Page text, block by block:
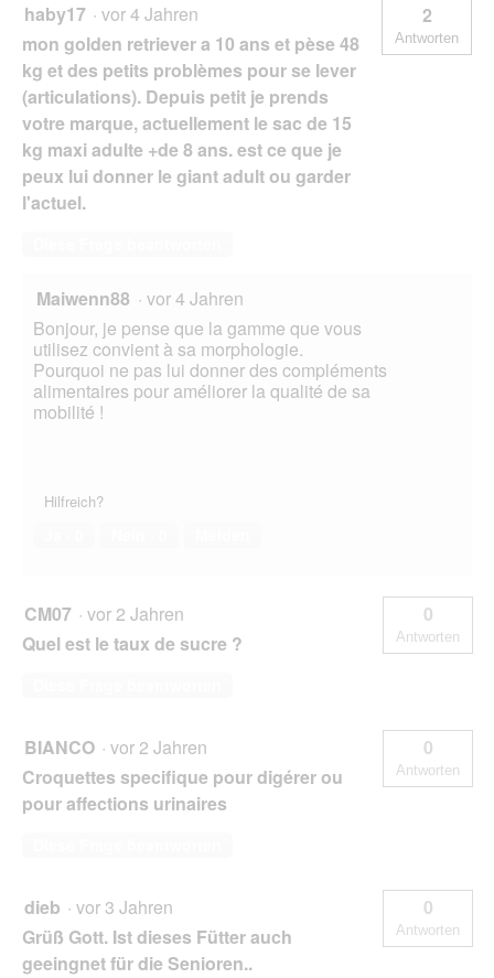
haby17 · vor 4 Jahren
mon golden retriever a 10 ans et pèse 48
kg et des petits problèmes pour se lever
(articulations). Depuis petit je prends
votre marque, actuellement le sac de 15
kg maxi adulte +de 8 ans. est ce que je
peux lui donner le giant adult ou garder
l'actuel.
2
Antworten
Maiwenn88 · vor 4 Jahren
Bonjour, je pense que la gamme que vous
utilisez convient à sa morphologie.
Pourquoi ne pas lui donner des compléments
alimentaires pour améliorer la qualité de sa
mobilité !
Hilfreich?
CM07 · vor 2 Jahren
Quel est le taux de sucre ?
0
Antworten
BIANCO · vor 2 Jahren
Croquettes specifique pour digérer ou
pour affections urinaires
0
Antworten
dieb · vor 3 Jahren
Grüß Gott. Ist dieses Fütter auch
geeingnet für die Senioren..
0
Antworten